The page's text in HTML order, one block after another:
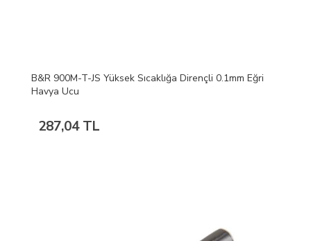
B&R 900M-T-JS Yüksek Sıcaklığa Dirençli 0.1mm Eğri
Havya Ucu
287,04 TL